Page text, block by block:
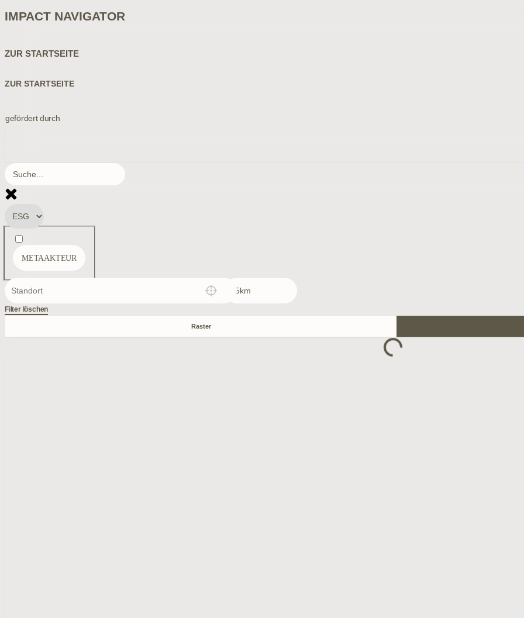
IMPACT NAVIGATOR
ZUR STARTSEITE
ZUR STARTSEITE
gefördert durch
METAAKTEUR
Filter löschen
Raster